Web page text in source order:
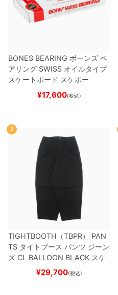
BONES BEARING ボーンズ ベ
アリング SWISS オイルタイプ
スケートボード スケボー
¥17,600(税込)
3
TIGHTBOOTH（TBPR） PAN
TS タイトブース パンツ ジーン
ズ CL BALLOON BLACK スケ
ートボード スケボー
¥29,700(税込)